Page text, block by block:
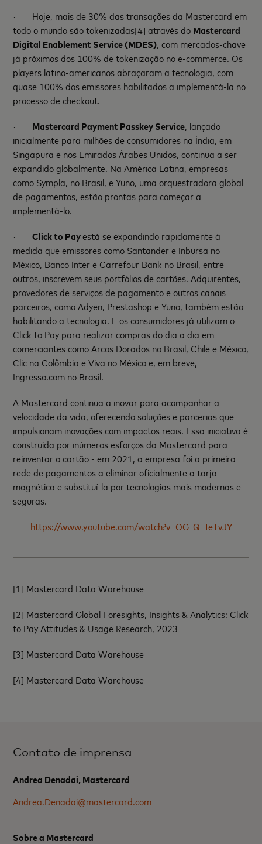
· Hoje, mais de 30% das transações da Mastercard em
todo o mundo são tokenizadas[4] através do Mastercard
Digital Enablement Service (MDES), com mercados-chave
já próximos dos 100% de tokenização no e-commerce. Os
players latino-americanos abraçaram a tecnologia, com
quase 100% dos emissores habilitados a implementá-la no
processo de checkout.
· Mastercard Payment Passkey Service, lançado
inicialmente para milhões de consumidores na Índia, em
Singapura e nos Emirados Árabes Unidos, continua a ser
expandido globalmente. Na América Latina, empresas
como Sympla, no Brasil, e Yuno, uma orquestradora global
de pagamentos, estão prontas para começar a
implementá-lo.
·Click to Payestá se expandindo rapidamente à
medida que emissores como Santander e Inbursa no
México, Banco Inter e Carrefour Bank no Brasil, entre
outros, inscrevem seus portfólios de cartões. Adquirentes,
provedores de serviços de pagamento e outros canais
parceiros, como Adyen, Prestashop e Yuno, também estão
habilitando a tecnologia. E os consumidores já utilizam o
Click to Pay para realizar compras do dia a dia em
comerciantes como Arcos Dorados no Brasil, Chile e México,
Clic na Colômbia e Viva no México e, em breve,
Ingresso.com no Brasil.
A Mastercard continua a inovar para acompanhar a
velocidade da vida, oferecendo soluções e parcerias que
impulsionam inovações com impactos reais. Essa iniciativa é
construída por inúmeros esforços da Mastercard para
reinventar o cartão - em 2021, a empresa foi a primeira
rede de pagamentos a eliminar oficialmente a tarja
magnética e substituí-la por tecnologias mais modernas e
seguras.
https://www.youtube.com/watch?v=OG_Q_TeTvJY
[1] Mastercard Data Warehouse
[2] Mastercard Global Foresights, Insights & Analytics: Click
to Pay Attitudes & Usage Research, 2023
[3] Mastercard Data Warehouse
[4] Mastercard Data Warehouse
Contato de imprensa
Andrea Denadai, Mastercard
Andrea.Denadai@mastercard.com
Sobre a Mastercard